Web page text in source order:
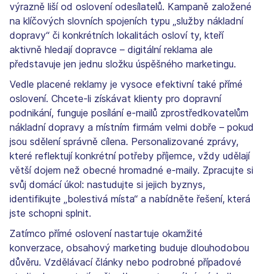
výrazně liší od oslovení odesílatelů. Kampaně založené
na klíčových slovních spojeních typu „služby nákladní
dopravy“ či konkrétních lokalitách osloví ty, kteří
aktivně hledají dopravce – digitální reklama ale
představuje jen jednu složku úspěšného marketingu.
Vedle placené reklamy je vysoce efektivní také přímé
oslovení. Chcete-li získávat klienty pro dopravní
podnikání, funguje posílání e-mailů zprostředkovatelům
nákladní dopravy a místním firmám velmi dobře – pokud
jsou sdělení správně cílena. Personalizované zprávy,
které reflektují konkrétní potřeby příjemce, vždy udělají
větší dojem než obecné hromadné e-maily. Zpracujte si
svůj domácí úkol: nastudujte si jejich byznys,
identifikujte „bolestivá místa“ a nabídněte řešení, která
jste schopni splnit.
Zatímco přímé oslovení nastartuje okamžité
konverzace, obsahový marketing buduje dlouhodobou
důvěru. Vzdělávací články nebo podrobné případové